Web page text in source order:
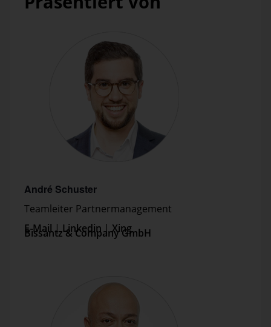
André Schuster
Teamleiter Partnermanagement
E-Mail|Linkedin|Xing
Bissantz & Company GmbH